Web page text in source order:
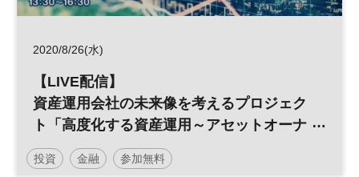
2020/8/26(水)
【LIVE配信】
資産運用会社の未来像を考えるプロジェク
ト「高度化する資産運用～アセットオーナ
ー起点の責任投資」
投資 金融 参加無料